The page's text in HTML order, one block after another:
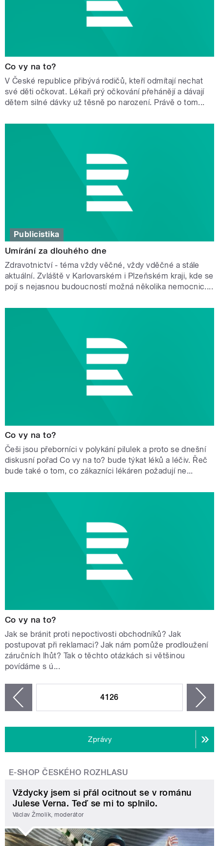
Co vy na to?
V České republice přibývá rodičů, kteří odmítají nechat
své děti očkovat. Lékaři prý očkování přehánějí a dávají
dětem silné dávky už těsně po narození. Právě o tom...
Publicistika
Umírání za dlouhého dne
Zdravotnictví - téma vždy věčné, vždy vděčné a stále
aktuální. Zvláště v Karlovarském i Plzeňském kraji, kde se
pojí s nejasnou budoucností možná několika nemocnic....
Co vy na to?
Češi jsou přeborníci v polykání pilulek a proto se dnešní
diskusní pořad Co vy na to? bude týkat léků a léčiv. Řeč
bude také o tom, co zákazníci lékáren požadují ne...
Co vy na to?
Jak se bránit proti nepoctivosti obchodníků? Jak
postupovat při reklamaci? Jak nám pomůže prodloužení
záručních lhůt? Tak o těchto otázkách si většinou
povídáme s ú...
4126
Zprávy
E-SHOP ČESKÉHO ROZHLASU
Vždycky jsem si přál ocitnout se v románu
Julese Verna. Teď se mi to splnilo.
Václav Žmolík, moderátor